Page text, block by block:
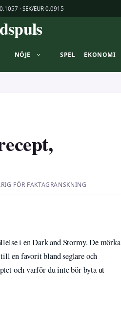
· SEK/EUR 0.0915
NÖJE SPEL EKONOMI
FÖR FAKTAGRANSKNING
i en Dark and Stormy. De mörka
en favorit bland seglare och
och varför du inte bör byta ut